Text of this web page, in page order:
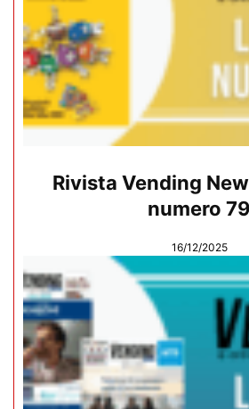
Rivista Vending
numero 79
16/12/2025